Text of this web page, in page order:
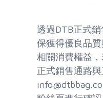
透過DTB正式
保獲得優良品
相關消費權益
正式銷售通路